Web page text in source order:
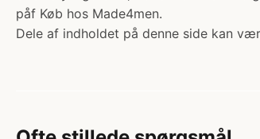
påf Køb hos Made4men.
Dele af indholdet på denne side kan